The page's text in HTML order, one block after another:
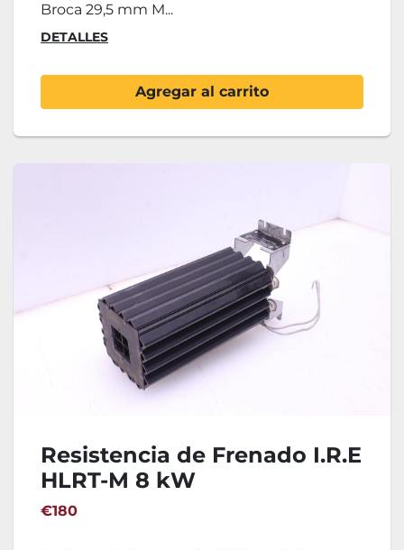
Broca 29,5 mm M...
DETALLES
Agregar al carrito
Resistencia de Frenado I.R.E
HLRT-M 8 kW
€180